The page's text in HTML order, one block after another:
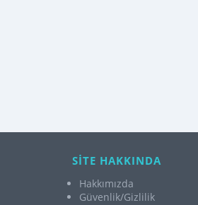
SİTE HAKKINDA
Hakkımızda
Güvenlik/Gizlilik